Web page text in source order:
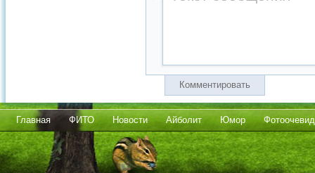
Комментировать
Главная ФИТО Новости Айболит Юмор